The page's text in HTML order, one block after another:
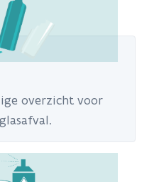
overzicht voor